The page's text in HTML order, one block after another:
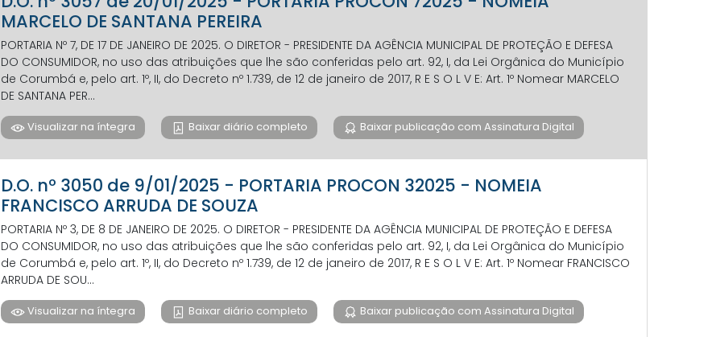
MARCELO DE SANTANA PEREIRA
PORTARIA Nº 7, DE 17 DE JANEIRO DE 2025. O DIRETOR - PRESIDENTE DA AGÊNCIA MUNICIPAL DE PROTEÇÃO E DEFESA
DO CONSUMIDOR, no uso das atribuições que lhe são conferidas pelo art. 92, I, da Lei Orgânica do Município
de Corumbá e, pelo art. 1º, II, do Decreto nº 1.739, de 12 de janeiro de 2017, R E S O L V E: Art. 1º Nomear MARCELO
DE SANTANA PER...
Visualizar na íntegra Baixar diário completo Baixar publicação com Assinatura Digital
D.O. nº 3050 de 9/01/2025 - PORTARIA PROCON 32025 - NOMEIA
FRANCISCO ARRUDA DE SOUZA
PORTARIA Nº 3, DE 8 DE JANEIRO DE 2025. O DIRETOR - PRESIDENTE DA AGÊNCIA MUNICIPAL DE PROTEÇÃO E DEFESA
DO CONSUMIDOR, no uso das atribuições que lhe são conferidas pelo art. 92, I, da Lei Orgânica do Município
de Corumbá e, pelo art. 1º, II, do Decreto nº 1.739, de 12 de janeiro de 2017, R E S O L V E: Art. 1º Nomear FRANCISCO
ARRUDA DE SOU...
Visualizar na íntegra Baixar diário completo Baixar publicação com Assinatura Digital